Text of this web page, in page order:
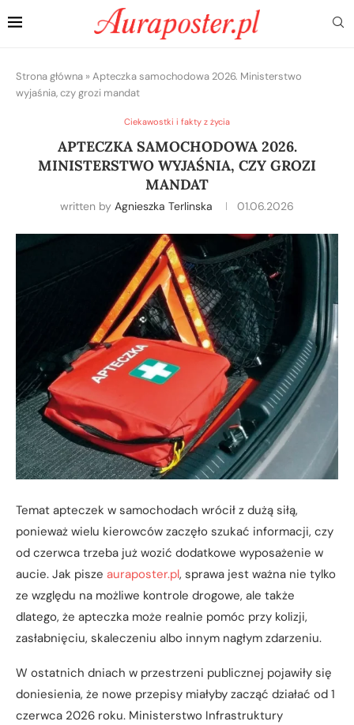
Strona główna » Apteczka samochodowa 2026. Ministerstwo
wyjaśnia, czy grozi mandat
Ciekawostki i fakty z życia
APTECZKA SAMOCHODOWA 2026.
MINISTERSTWO WYJAŚNIA, CZY GROZI
MANDAT
written by Agnieszka Terlinska 01.06.2026
Temat apteczek w samochodach wrócił z dużą siłą,
ponieważ wielu kierowców zaczęło szukać informacji, czy
od czerwca trzeba już wozić dodatkowe wyposażenie w
aucie. Jak pisze auraposter.pl, sprawa jest ważna nie tylko
ze względu na możliwe kontrole drogowe, ale także
dlatego, że apteczka może realnie pomóc przy kolizji,
zasłabnięciu, skaleczeniu albo innym nagłym zdarzeniu.
W ostatnich dniach w przestrzeni publicznej pojawiły się
doniesienia, że nowe przepisy miałyby zacząć działać od 1
czerwca 2026 roku. Ministerstwo Infrastruktury